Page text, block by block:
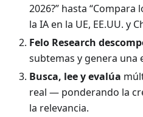
2026?” hasta
la IA en la UE, EE.UU. y
Felo Research
subtemas y genera una
Busca, lee y evalúa
real — ponderando la
la relevancia.